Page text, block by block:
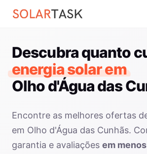
Descubra quanto
energia solar em
Olho d'Água das
Encontre as melhores ofertas
em Olho d'Água das Cunhãs.
garantia e avaliações em